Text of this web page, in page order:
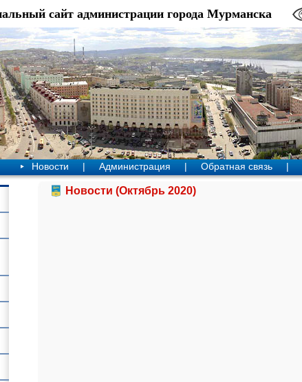
сайт администрации города Мурманска
Новости | Администрация | Обратная связь |
Новости (Октябрь 2020)